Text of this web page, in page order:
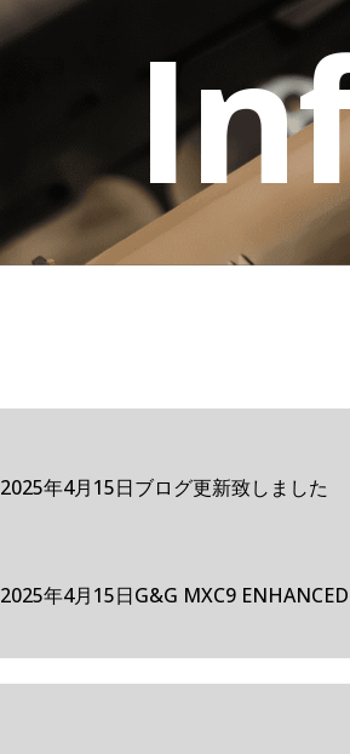
2025年4月15日ブログ更新致しました
2025年4月15日G&G MXC9